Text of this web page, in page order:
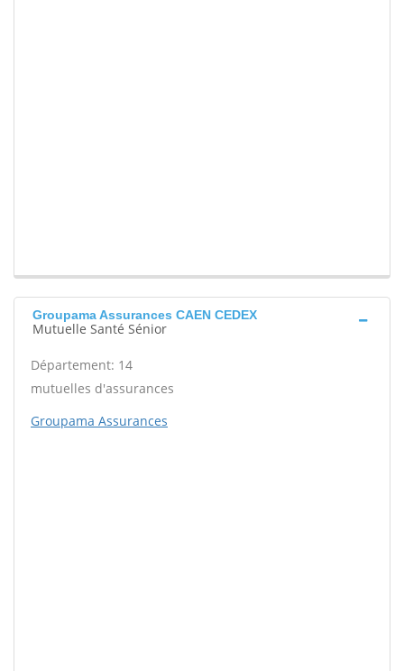
Groupama Assurances CAEN CEDEX
Mutuelle Santé Sénior
Département: 14
mutuelles d'assurances
Groupama Assurances